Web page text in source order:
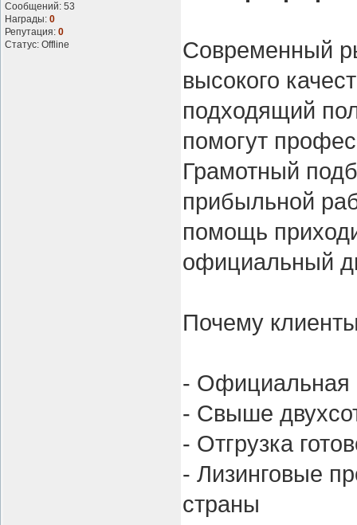
Сообщений: 53
Награды: 0
Репутация: 0
Статус: Offline
Современный
высокого
подходящий
помогут
Грамотный
прибыльной
помощь
официальный
Почему
- Официальная
- Свыше
- Отгрузка
- Лизинговые
страны